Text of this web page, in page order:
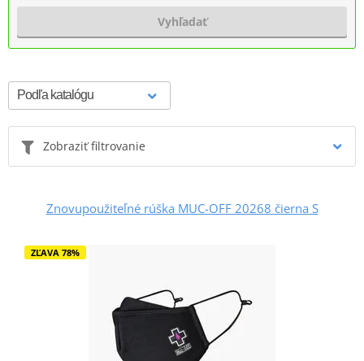
Vyhľadať
Zobraziť filtrovanie
Znovupoužiteľné rúška MUC-OFF 20268 čierna S
ZĽAVA 78%